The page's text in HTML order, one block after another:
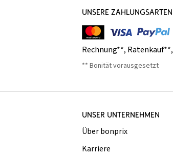
UNSERE ZAHLUNGSARTEN
Rechnung**, Ratenkauf**,
** Bonität vorausgesetzt
UNSER UNTERNEHMEN
Über bonprix
Karriere